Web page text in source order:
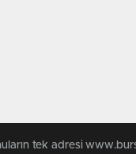
tek adresi